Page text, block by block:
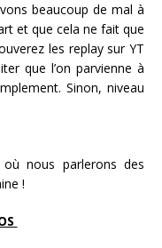
beaucoup de mal à
et que cela ne fait que
les replay sur YT
que l’on parvienne à
Sinon, niveau
nous parlerons des
!